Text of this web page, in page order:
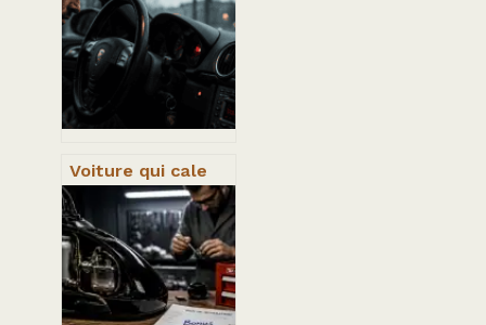
mécaniques et le
test du support
moteur
Voiture qui cale
au ralenti : 5
causes
mécaniques et les
solutions pour
stabiliser votre
moteur